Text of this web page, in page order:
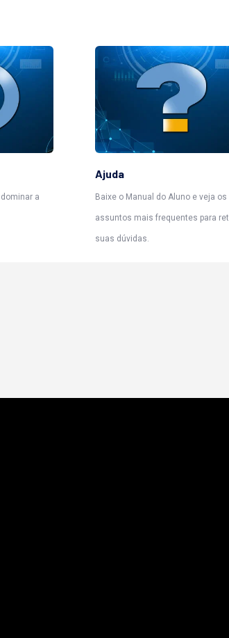
a
Ajuda
Baixe o Manual do Aluno e veja os
assuntos mais frequentes para
suas dúvidas.